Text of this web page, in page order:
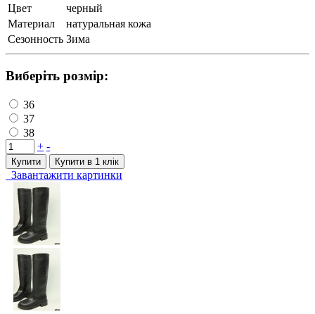
Цвет
черный
Материал
натуральная кожа
Сезонность Зима
Виберіть розмір:
36
37
38
+ -
Купити Купити в 1 клiк
Завантажити картинки